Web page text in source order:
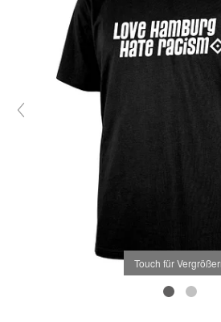
Touch für